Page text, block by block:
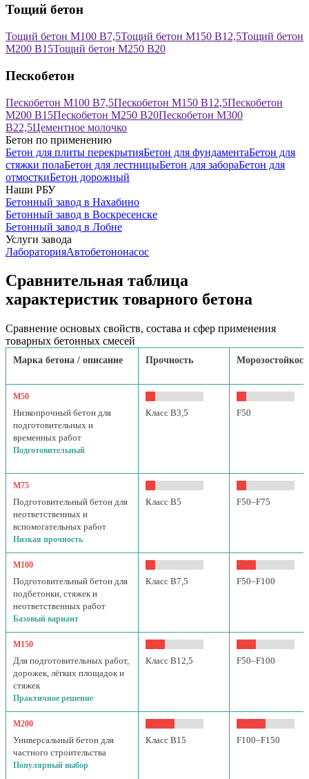
Тощий бетон
Тощий бетон М100 В7,5Тощий бетон М150 В12,5Тощий бетон
М200 В15Тощий бетон М250 В20
Пескобетон
Пескобетон М100 В7,5Пескобетон М150 В12,5Пескобетон
М200 В15Пескобетон М250 В20Пескобетон М300
В22,5Цементное молочко
Бетон по применению
Бетон для плиты перекрытияБетон для фундаментаБетон для
стяжки полаБетон для лестницыБетон для забораБетон для
отмосткиБетон дорожный
Наши РБУ
Бетонный завод в Нахабино
Бетонный завод в Воскресенске
Бетонный завод в Лобне
Услуги завода
ЛабораторияАвтобетононасос
Сравнительная таблица
характеристик товарного бетона
Сравнение основых свойств, состава и сфер применения
товарных бетонных смесей
Марка бетона / описание Прочность
М50
Низкопрочный бетон для
подготовительных и
временных работ
Подготовительный
Класс B3,5 F50
М75
Подготовительный бетон для
неответственных и
вспомогательных работ
Низкая прочность
Класс B5 F50–F75
М100
Подготовительный бетон для
подбетонки, стяжек и
неответственных работ
Базовый вариант
Класс B7,5 F50–F100
М150
Для подготовительных работ,
дорожек, лёгких площадок и
стяжек
Практичное решение
Класс B12,5 F50–F100
М200
Универсальный бетон для
частного строительства
Популярный выбор
Класс B15 F100–F150